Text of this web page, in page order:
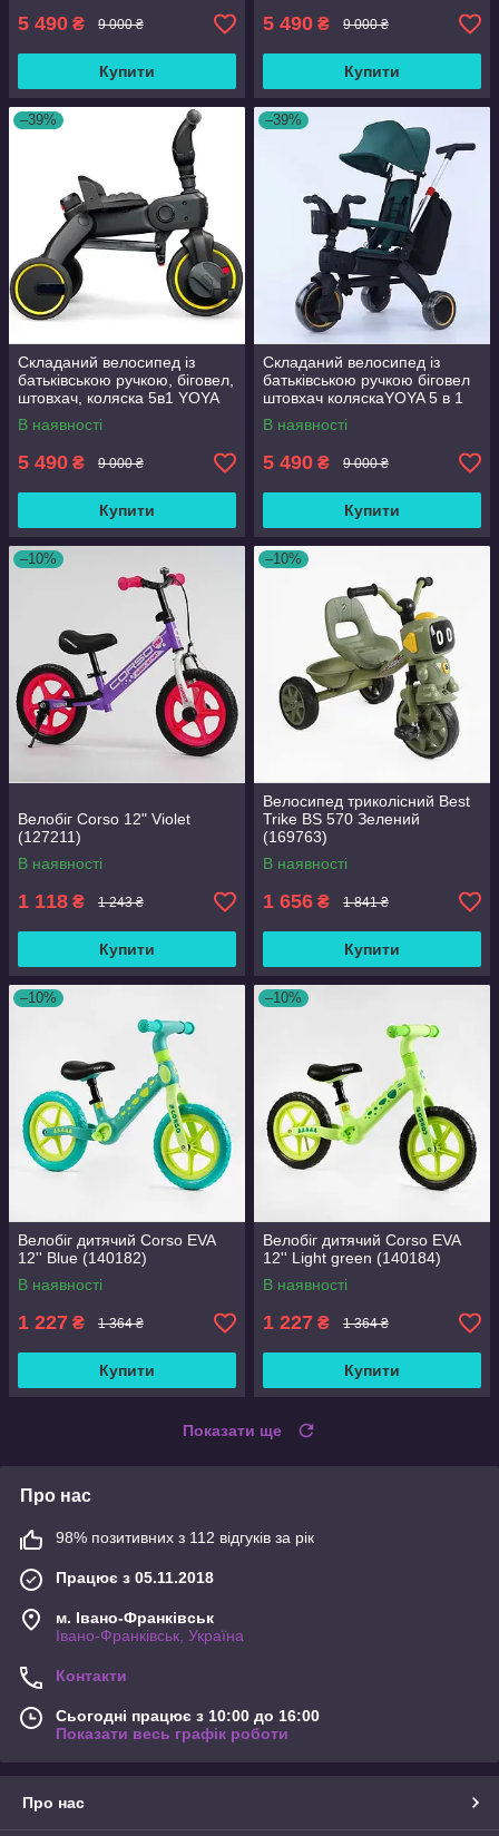
5 490 ₴ 9 000 ₴
Купити
5 490 ₴ 9 000 ₴
Купити
–39%
Складаний велосипед із
батьківською ручкою, біговел,
штовхач, коляска 5в1 YOYA
Чорний
В наявності
5 490 ₴ 9 000 ₴
Купити
–39%
Складаний велосипед із
батьківською ручкою біговел
штовхач коляскаYOYA 5 в 1
Бірюзовий
В наявності
5 490 ₴ 9 000 ₴
Купити
–10%
Велобіг Corso 12" Violet
(127211)
В наявності
1 118 ₴ 1 243 ₴
Купити
–10%
Велосипед триколісний Best
Trike BS 570 Зелений
(169763)
В наявності
1 656 ₴ 1 841 ₴
Купити
–10%
Велобіг дитячий Corso EVA
12'' Blue (140182)
В наявності
1 227 ₴ 1 364 ₴
Купити
–10%
Велобіг дитячий Corso EVA
12'' Light green (140184)
В наявності
1 227 ₴ 1 364 ₴
Купити
Показати ще
Про нас
98% позитивних з 112 відгуків за рік
Працює з 05.11.2018
м. Івано-Франківськ
Івано-Франківськ, Україна
Контакти
Сьогодні працює з 10:00 до 16:00
Показати весь графік роботи
Про нас